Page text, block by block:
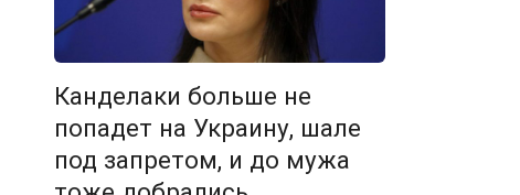
Канделаки больше не
попадет на Украину, шале
под запретом, и до мужа